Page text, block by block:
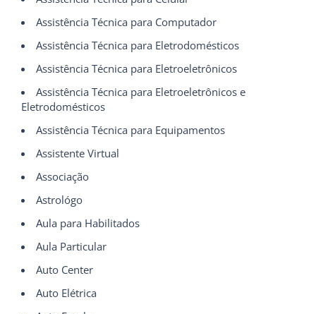
Assistência Técnica para Computador
Assistência Técnica para Eletrodomésticos
Assistência Técnica para Eletroeletrônicos
Assistência Técnica para Eletroeletrônicos e
Eletrodomésticos
Assistência Técnica para Equipamentos
Assistente Virtual
Associação
Astrológo
Aula para Habilitados
Aula Particular
Auto Center
Auto Elétrica